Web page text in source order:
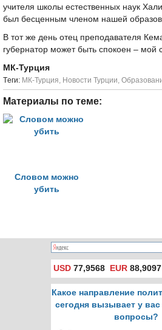
учителя школы естественных наук
был бесценным членом нашей
В тот же день отец преподавателя
губернатор может быть спокоен – мой
МК-Турция
Tеги: МК-Турция, Новости Турции,
Материалы по теме:
Словом можно
убить
USD 77,9568 EUR 88,9097
Какое направление
сегодня вызывает у
вопросы?